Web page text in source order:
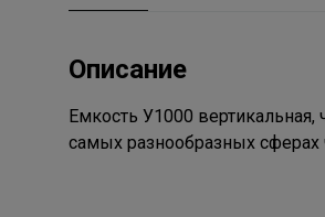
Описание
Емкость У1000 вертикальная,
самых разнообразных сферах